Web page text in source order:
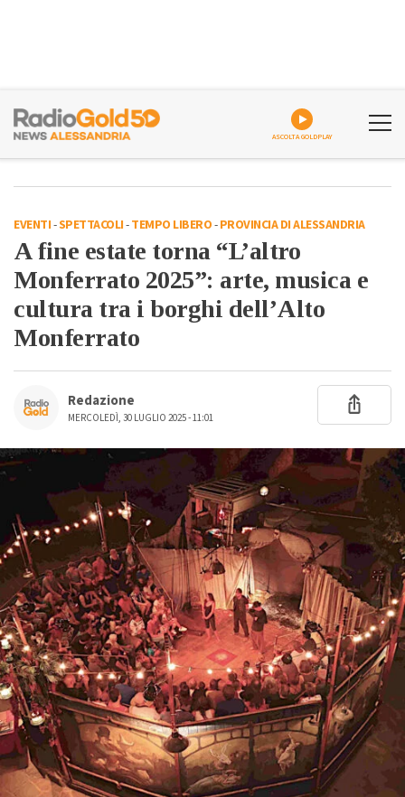
ASCOLTA GOLDPLAY
EVENTI-SPETTACOLI-TEMPO LIBERO-PROVINCIA DI ALESSANDRIA
A fine estate torna “L’altro
Monferrato 2025”: arte, musica e
cultura tra i borghi dell’Alto
Monferrato
Redazione
MERCOLEDÌ, 30 LUGLIO 2025 - 11:01